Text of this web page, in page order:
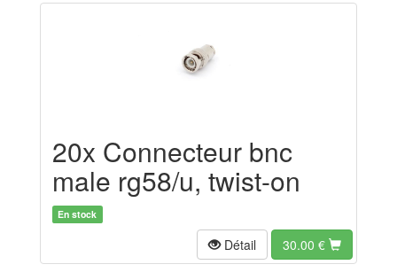
20x Connecteur bnc
male rg58/u, twist-on
En stock
Détail 30.00 €